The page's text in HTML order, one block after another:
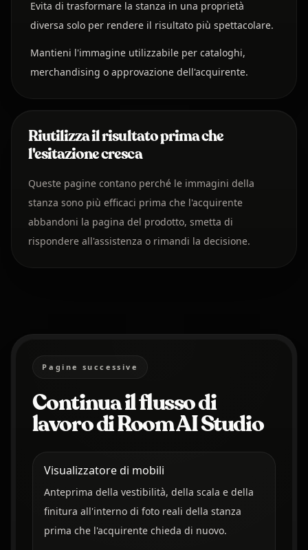
Evita di trasformare la stanza in una proprietà
diversa solo per rendere il risultato più spettacolare.
Mantieni l'immagine utilizzabile per cataloghi,
merchandising o approvazione dell'acquirente.
Riutilizza il risultato prima che
l'esitazione cresca
Queste pagine contano perché le immagini della
stanza sono più efficaci prima che l'acquirente
abbandoni la pagina del prodotto, smetta di
rispondere all'assistenza o rimandi la decisione.
Pagine successive
Continua il flusso di
lavoro di Room AI Studio
Visualizzatore di mobili
Anteprima della vestibilità, della scala e della
finitura all'interno di foto reali della stanza
prima che l'acquirente chieda di nuovo.